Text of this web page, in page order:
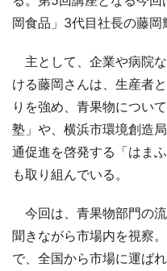
岡食品」3代目社長の藤岡
主として、企業や病院
ける藤岡さんは、生産者
りを強め、青果物につい
塾」や、横浜市環境創造
通促進を啓発する「はま
も取り組んでいる。
今回は、青果物部門の
聞きながら市場内を視察
で、全国から市場に運ば